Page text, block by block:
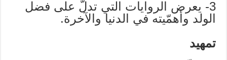
3- يعرض الروايات التي تدلّ على فضل
الولد وأهمّيته في الدنيا والآخرة.
تمهيد